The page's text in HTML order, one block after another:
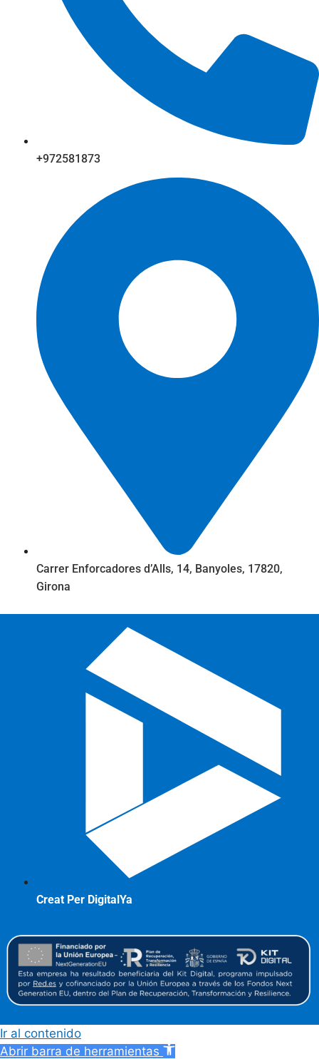
+972581873
Carrer Enforcadores d’Alls, 14, Banyoles, 17820,
Girona
Creat Per DigitalYa
Ir al contenido
Abrir barra de herramientas